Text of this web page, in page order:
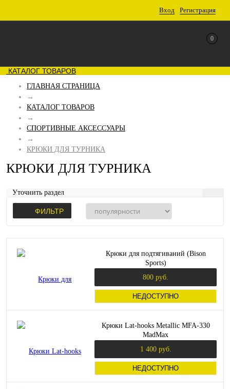
Вход Регистрация
0
КАТАЛОГ ТОВАРОВ
ГЛАВНАЯ СТРАНИЦА
→
КАТАЛОГ ТОВАРОВ
→
СПОРТИВНЫЕ АКСЕССУАРЫ
→
КРЮКИ ДЛЯ ТУРНИКА
КРЮКИ ДЛЯ ТУРНИКА
Уточнить раздел
ФИЛЬТР
Крюки для подтягиваний (Bison
Sports)
800 руб.
НЕДОСТУПНО
Крюки Lat-hooks Metallic MFA-330
MadMax
1 400 руб.
НЕДОСТУПНО